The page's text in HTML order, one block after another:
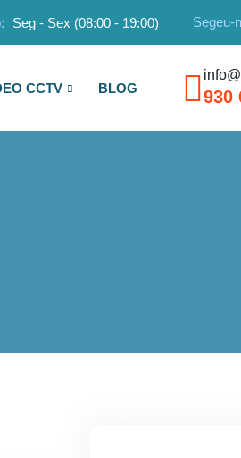
Seg - Sex (08:00 - 19:00) Segeu-
CCTV BLOG 930